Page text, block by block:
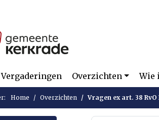
Vergaderingen Overzichten Wie
Home Overzichten Vragen ex art. 38 RvO